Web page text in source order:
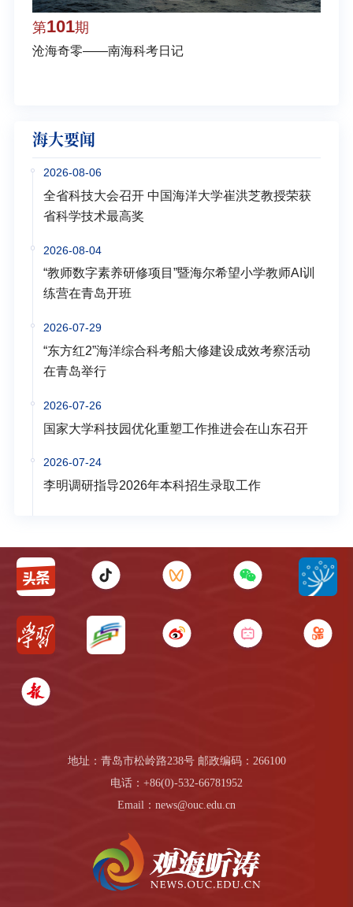
第101期
沧海奇零——南海科考日记
海大要闻
2026-08-06
全省科技大会召开 中国海洋大学崔洪芝教授荣获
省科学技术最高奖
2026-08-04
“教师数字素养研修项目”暨海尔希望小学教师AI训
练营在青岛开班
2026-07-29
“东方红2”海洋综合科考船大修建设成效考察活动
在青岛举行
2026-07-26
国家大学科技园优化重塑工作推进会在山东召开
2026-07-24
李明调研指导2026年本科招生录取工作
地址：青岛市松岭路238号 邮政编码：266100
电话：+86(0)-532-66781952
Email：news@ouc.edu.cn